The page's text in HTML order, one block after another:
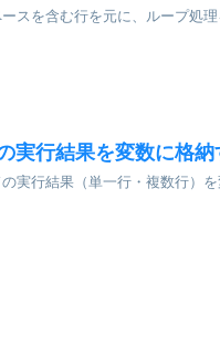
スを含む行を元に、ループ処理
実行結果を変数に格納
実行結果（単一行・複数行）